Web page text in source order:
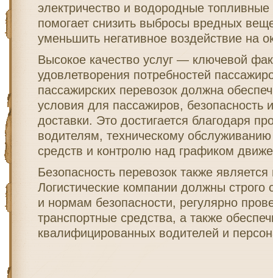
электричество и водородные
помогает снизить выбросы вредных
уменьшить негативное воздействие на
Высокое качество услуг — ключевой
удовлетворения потребностей
пассажирских перевозок должна
условия для пассажиров, безопасность
доставки. Это достигается благодаря
водителям, техническому
средств и контролю над графиком
Безопасность перевозок также
Логистические компании должны строго
и нормам безопасности, регулярно
транспортные средства, а также
квалифицированных водителей и